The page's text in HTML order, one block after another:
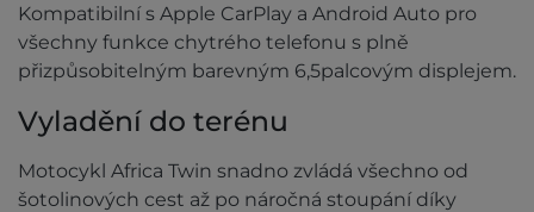
Kompatibilní s Apple CarPlay a Android Auto pro
všechny funkce chytrého telefonu s plně
přizpůsobitelným barevným 6,5palcovým displejem.
Vyladění do terénu
Motocykl Africa Twin snadno zvládá všechno od
šotolinových cest až po náročná stoupání díky